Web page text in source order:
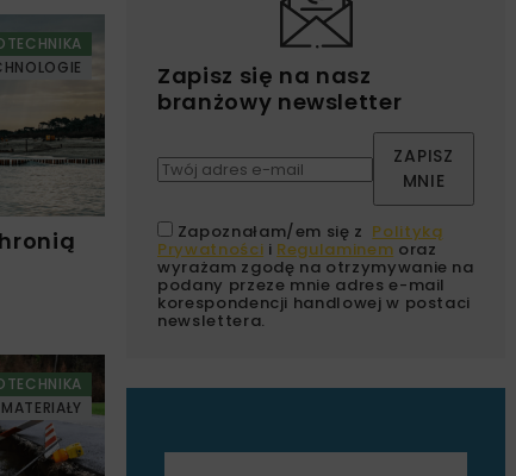
MATERIAŁY
Zapisz się na nasz
branżowy newsletter
ZAPISZ
MNIE
Zapoznałam/em się z Polityką
Prywatności i Regulaminem oraz
wyrażam zgodę na otrzymywanie na
podany przeze mnie adres e-mail
korespondencji handlowej w postaci
newslettera.